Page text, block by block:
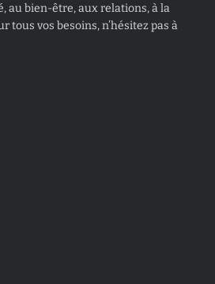
au bien-être, aux relations, à la
tous vos besoins, n’hésitez pas à